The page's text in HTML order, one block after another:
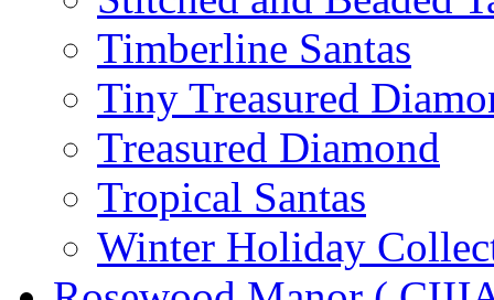
Timberline Santas
Tiny Treasured
Treasured Diamond
Tropical Santas
Winter Holiday